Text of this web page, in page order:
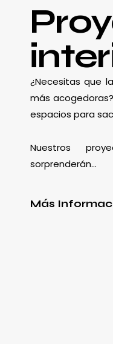
¿Necesitas que
más
espacios para
Nuestros
sorprenderán…
Más